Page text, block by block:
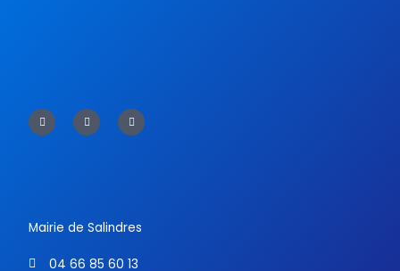
a
c
e
w
i
t
o
u
t
Mairie de Salindres
04 66 85 60 13